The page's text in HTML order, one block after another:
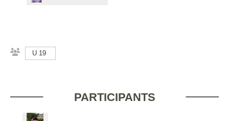
U 19
PARTICIPANTS